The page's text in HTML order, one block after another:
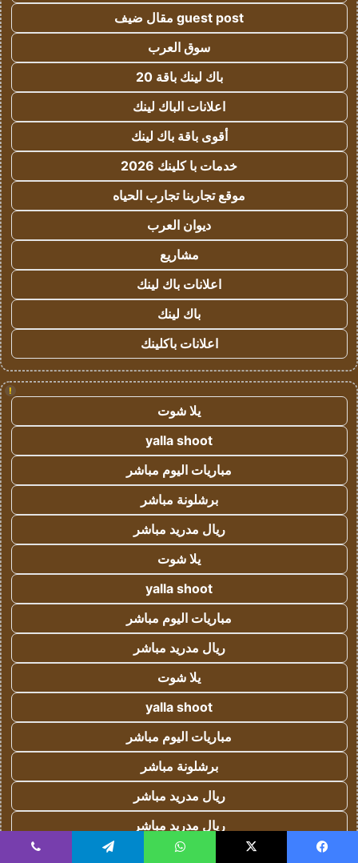
guest post مقال ضيف
سوق العرب
باك لينك باقة 20
اعلانات الباك لينك
أقوى باقة باك لينك
خدمات با كلينك 2026
موقع تجاربنا تجارب الحياه
ديوان العرب
مشاريع
اعلانات باك لينك
باك لينك
اعلانات باكلينك
!
يلا شوت
yalla shoot
مباريات اليوم مباشر
برشلونة مباشر
ريال مدريد مباشر
يلا شوت
yalla shoot
مباريات اليوم مباشر
ريال مدريد مباشر
يلا شوت
yalla shoot
مباريات اليوم مباشر
برشلونة مباشر
ريال مدريد مباشر
ريال مدريد مباشر
يلا شوت